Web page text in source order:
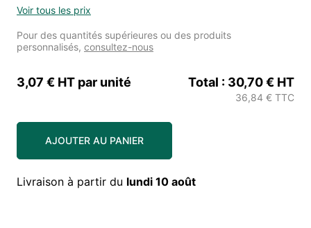
Voir tous les prix
Pour des quantités supérieures ou des produits
personnalisés, consultez-nous
3,07 € HT par unité Total : 30,70 € HT
36,84 € TTC
AJOUTER AU PANIER
Livraison à partir du lundi 10 août